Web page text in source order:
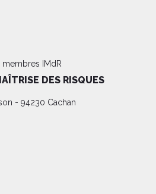
IMdR
DES RISQUES
- 94230 Cachan